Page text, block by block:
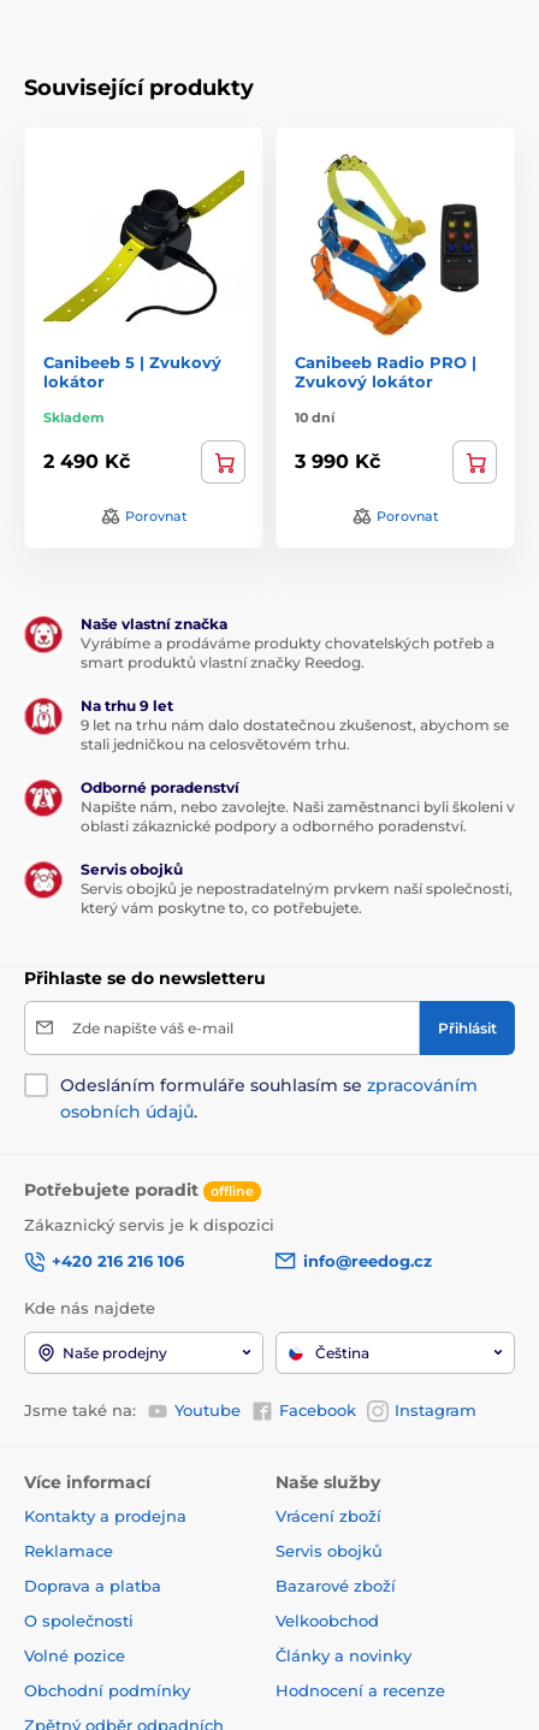
Související produkty
Canibeeb 5 | Zvukový
lokátor
Skladem
2 490 Kč
Porovnat
Canibeeb Radio PRO |
Zvukový lokátor
10 dní
3 990 Kč
Porovnat
Naše vlastní značka
Vyrábíme a prodáváme produkty chovatelských potřeb a
smart produktů vlastní značky Reedog.
Na trhu 9 let
9 let na trhu nám dalo dostatečnou zkušenost, abychom se
stali jedničkou na celosvětovém trhu.
Odborné poradenství
Napište nám, nebo zavolejte. Naši zaměstnanci byli školeni v
oblasti zákaznické podpory a odborného poradenství.
Servis obojků
Servis obojků je nepostradatelným prvkem naší společnosti,
který vám poskytne to, co potřebujete.
Přihlaste se do newsletteru
Zde napište váš e-mail Přihlásit
Odesláním formuláře souhlasím se zpracováním
osobních údajů.
Potřebujete poradit offline
Zákaznický servis je k dispozici
+420 216 216 106
info@reedog.cz
Kde nás najdete
Naše prodejny Čeština
Jsme také na: Youtube Facebook Instagram
Více informací
Kontakty a prodejna
Reklamace
Doprava a platba
O společnosti
Volné pozice
Obchodní podmínky
Zpětný odběr odpadních
Naše služby
Vrácení zboží
Servis obojků
Bazarové zboží
Velkoobchod
Články a novinky
Hodnocení a recenze